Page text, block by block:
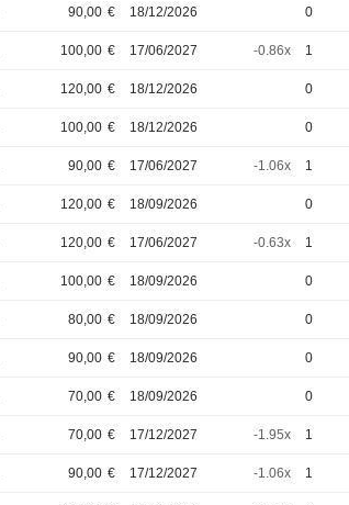
90,00 € 18/12/2026 0
100,00 € 17/06/2027 -0.86x 1
120,00 € 18/12/2026 0
100,00 € 18/12/2026 0
90,00 € 17/06/2027 -1.06x 1
120,00 € 18/09/2026 0
120,00 € 17/06/2027 -0.63x 1
100,00 € 18/09/2026 0
80,00 € 18/09/2026 0
90,00 € 18/09/2026 0
70,00 € 18/09/2026 0
70,00 € 17/12/2027 -1.95x 1
90,00 € 17/12/2027 -1.06x 1